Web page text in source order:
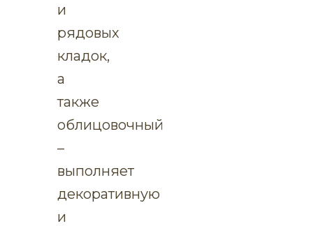
и
рядовых
кладок,
а
также
облицовочный
–
выполняет
декоративную
и